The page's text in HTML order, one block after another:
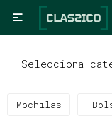

Selecciona
Mochilas